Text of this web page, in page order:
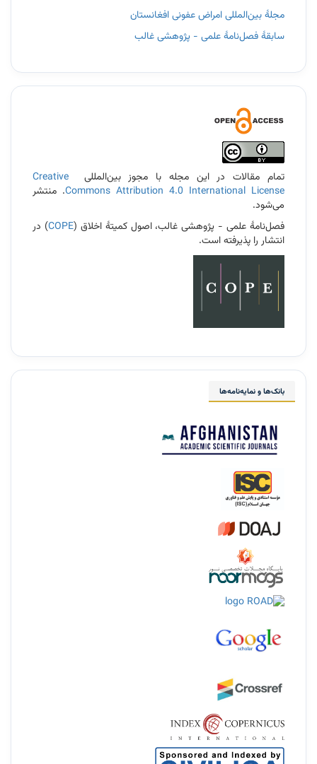
مجلۀ بین‌المللی امراض عفونی افغانستان
سابقۀ فصل‌نامۀ علمی - پژوهشی غالب
تمام مقالات در این مجله با مجوز بین‌المللی Creative
Commons Attribution 4.0 International License. منتشر
می‌شود.
فصل‌نامۀ علمی - پژوهشی غالب، اصول کمیتۀ اخلاق (COPE) در
انتشار را پذیرفته است.
بانک‌ها و نمایه‌نامه‌ها